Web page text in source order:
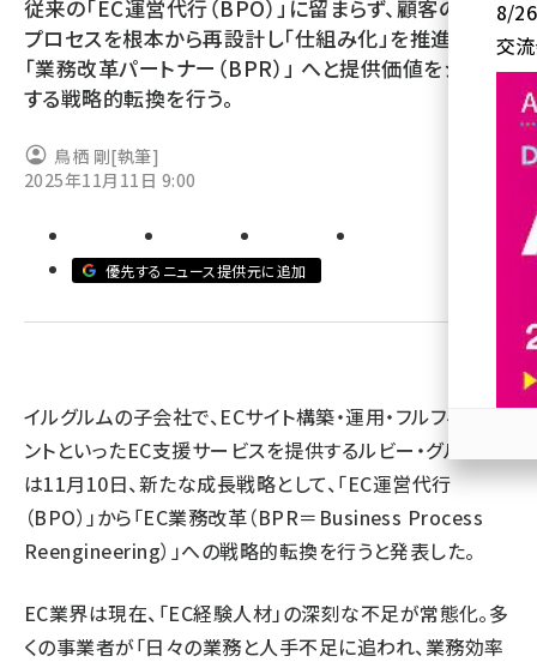
yahoo (1900)
楽天 (1871)
ecbeing (1207)
アスクル (1119)
base (1074)
ビィ・フォアード (773)
revico (739)
従来の「EC運営代行（BPO）」に留まらず、顧客の業務
プロセスを根本から再設計し「仕組み化」を推進する
「業務改革パートナー（BPR）」 へと提供価値をシフト
する戦略的転換を行う。
鳥栖 剛[執筆]
2025年11月11日 9:00
優先するニュース提供元に追加
イルグルムの子会社で、ECサイト構築・運用・フルフィルメ
ントといったEC支援サービスを提供するルビー・グループ
は11月10日、新たな成長戦略として、「EC運営代行
（BPO）」から「EC業務改革（BPR＝Business Process
Reengineering）」への戦略的転換を行うと発表した。
EC業界は現在、「EC経験人材」の深刻な不足が常態化。多
くの事業者が「日々の業務と人手不足に追われ、業務効率
8/26
交
参